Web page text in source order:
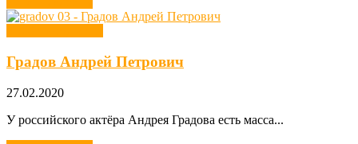
Градов Андрей Петрович
27.02.2020
У российского актёра Андрея Градова есть масса...